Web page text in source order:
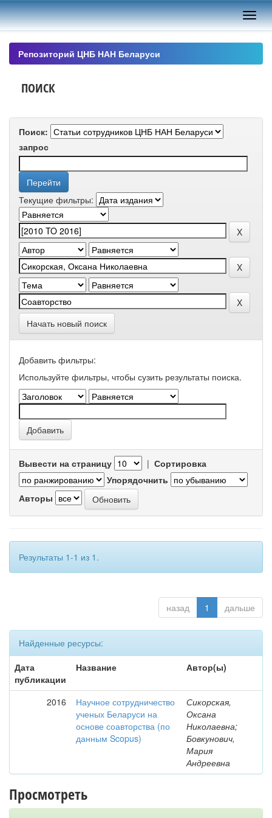
Skip
navigation
Репозиторий ЦНБ НАН Беларуси
ПОИСК
Поиск:
запрос
Текущие фильтры:
Начать новый поиск
Добавить фильтры:
Используйте фильтры, чтобы сузить результаты поиска.
Вывести на страницу | Сортировка
Упорядочнить
Авторы
Результаты 1-1 из 1.
назад 1 дальше
Найденные ресурсы:
Дата
публикации
Название Автор(ы)
2016
Научное сотрудничество
ученых Беларуси на
основе соавторства (по
данным Scopus)
Сикорская,
Оксана
Николаевна;
Бовкунович,
Мария
Андреевна
Просмотреть